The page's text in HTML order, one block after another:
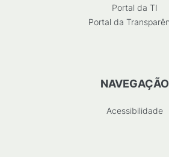
Portal da TI
Portal da
NAVEGAÇÃO
Acessibilidade